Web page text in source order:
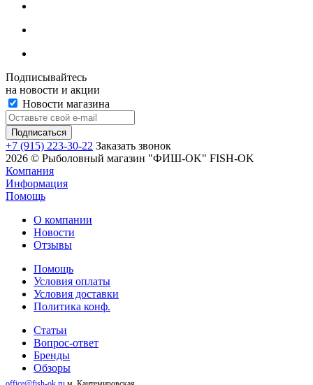
Подписывайтесь
на новости и акции
Новости магазина
+7 (915) 223-30-22 Заказать звонок
2026 © Рыболовный магазин "ФИШ-OK" FISH-OK
Компания
Информация
Помощь
О компании
Новости
Отзывы
Помощь
Условия оплаты
Условия доставки
Политика конф.
Статьи
Вопрос-ответ
Бренды
Обзоры